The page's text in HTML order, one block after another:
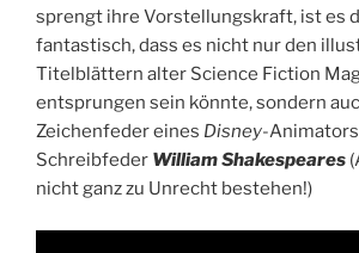
sprengt ihre Vorstellungskraft, ist es
fantastisch, dass es nicht nur den
Titelblättern alter Science Fiction
entsprungen sein könnte, sondern
Zeichenfeder eines Disney-
Schreibfeder William Shakespeares
nicht ganz zu Unrecht bestehen!)